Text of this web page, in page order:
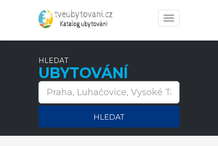
Toggle
navigation
HLEDAT
UBYTOVÁNÍ
HLEDAT